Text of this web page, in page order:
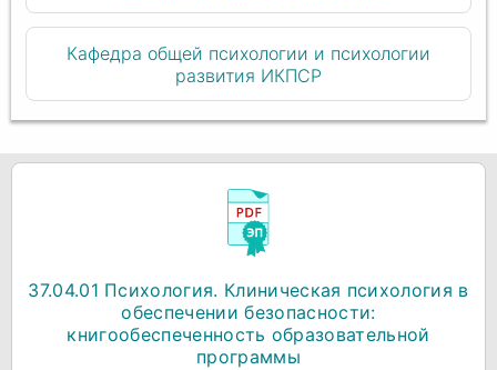
Кафедра общей психологии и психологии
развития ИКПСР
37.04.01 Психология. Клиническая психология в
обеспечении безопасности:
книгообеспеченность образовательной
программы